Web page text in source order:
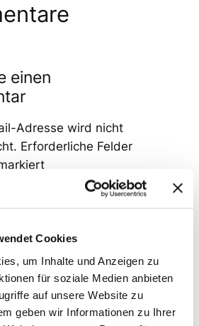
Cookies
um Inhalte und Anzeigen zu
für soziale Medien anbieten
auf unsere Website zu
geben wir Informationen zu Ihrer
einen
Adresse wird nicht
Erforderliche Felder